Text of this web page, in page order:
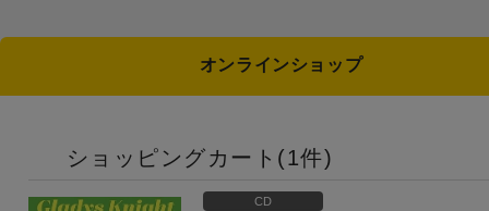
オンラインショップ
ショッピングカート(1件)
CD